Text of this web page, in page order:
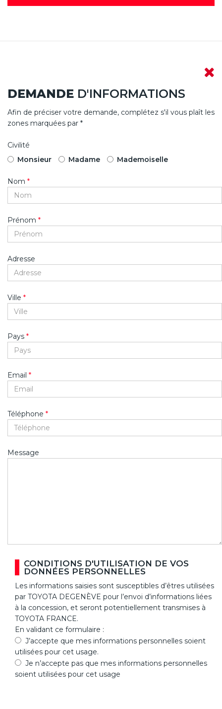
DEMANDE D'INFORMATIONS
Afin de préciser votre demande, complétez s'il vous plaît les
zones marquées par *
Civilité
Monsieur
Madame Mademoiselle
Nom *
Prénom *
Adresse
Ville *
Pays *
Email *
Téléphone *
Message
CONDITIONS D'UTILISATION DE VOS
DONNÉES PERSONNELLES
Les informations saisies sont susceptibles d’êtres utilisées
par TOYOTA DEGENÈVE pour l’envoi d’informations liées
à la concession, et seront potentiellement transmises à
TOYOTA FRANCE.
En validant ce formulaire :
J’accepte que mes informations personnelles soient
utilisées pour cet usage.
Je n’accepte pas que mes informations personnelles
soient utilisées pour cet usage